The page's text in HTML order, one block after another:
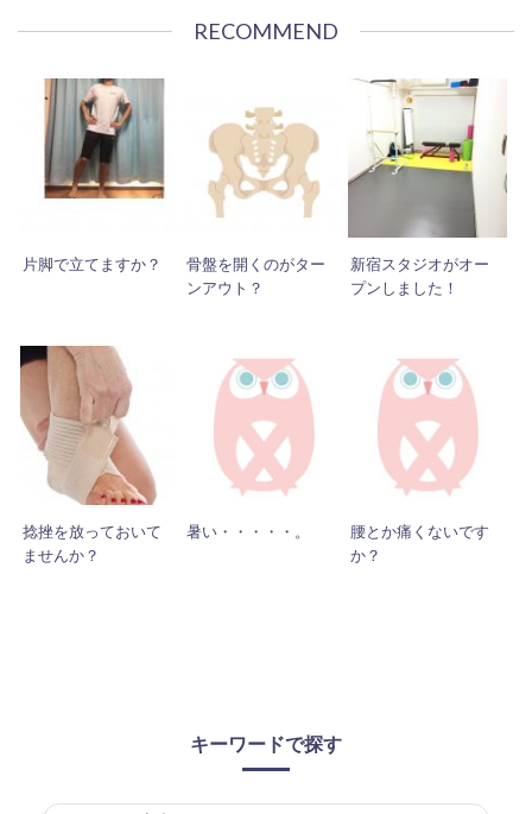
RECOMMEND
片脚で立てますか？
骨盤を開くのがター
ンアウト？
新宿スタジオがオー
プンしました！
捻挫を放っておいて
ませんか？
暑い・・・・・。
腰とか痛くないです
か？
キーワードで探す